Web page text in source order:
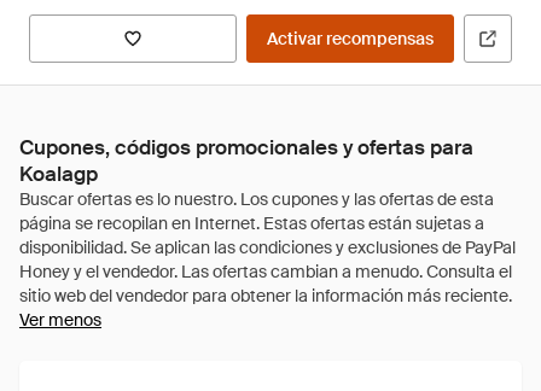
Activar recompensas
Cupones, códigos promocionales y ofertas para
Koalagp
Ver menos